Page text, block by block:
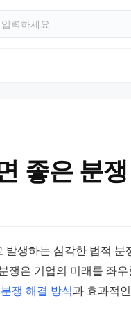
좋은 분
발생하는 심각한 법적 분
쟁은 기업의 미래를 좌우
분쟁 해결 방식과 효과적